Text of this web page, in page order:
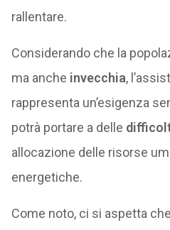
rallentare.
Considerando che la
ma anche invecchia,
rappresenta un’esigenza
potrà portare a delle
allocazione delle risorse
energetiche.
Come noto, ci si aspetta